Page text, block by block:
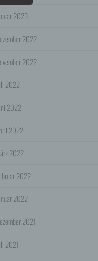
2023
2022
2022
2022
2022
2022
2022
2022
2022
2021
2021
oder